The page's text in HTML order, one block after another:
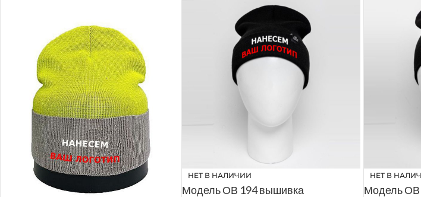
НЕТ В НАЛИЧИИ
Модель ОВ 194 вышивка
НЕТ В
Модель ОВ